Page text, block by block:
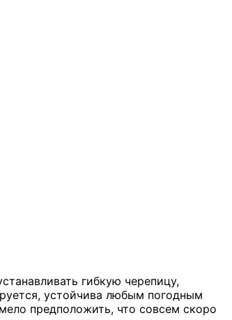
гибкую черепицу,
устойчива любым погодным
предположить, что совсем скоро